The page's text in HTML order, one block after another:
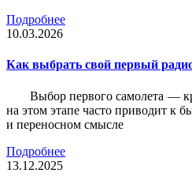
Подробнее
10.03.2026
Как выбрать свой первый
Выбор первого самолета —
на этом этапе часто приводит к
и переносном смысле
Подробнее
13.12.2025